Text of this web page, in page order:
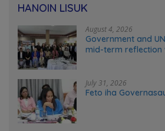
HANOIN LISUK
August 4, 2026
Government and
mid-term reflection
July 31, 2026
Feto iha